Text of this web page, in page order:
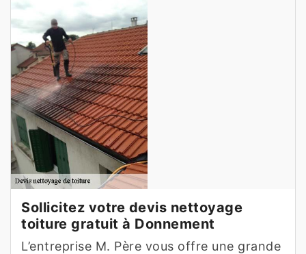
Sollicitez votre devis nettoyage
toiture gratuit à Donnement
L’entreprise M. Père vous offre une grande